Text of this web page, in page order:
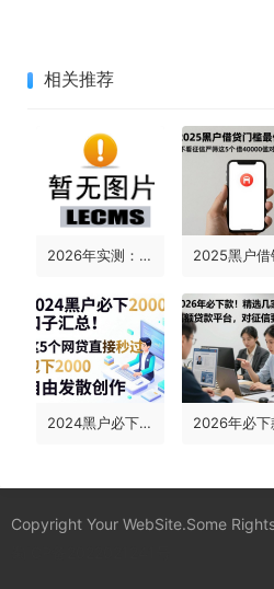
相关推荐
2026年实测：5个不看支付宝征信的网贷平台！无视征信7000元秒下款借钱软件独家汇总
2024黑户必下2000的口子汇总！这5个网贷直接秒过包下2000
Copyright Your WebSite.Some